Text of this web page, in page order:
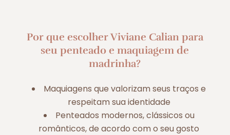
Por que escolher Viviane Calian para
seu penteado e maquiagem de
madrinha?
Maquiagens que valorizam seus traços e
respeitam sua identidade
Penteados modernos, clássicos ou
românticos, de acordo com o seu gosto